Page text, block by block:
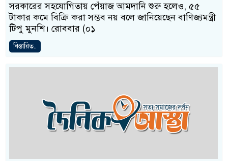
সরকারের সহযোগিতায় পেঁয়াজ আমদানি শুরু হলেও, ৫৫
টাকার কমে বিক্রি করা সম্ভব নয় বলে জানিয়েছেন বাণিজ্যমন্ত্রী
টিপু মুনশি। রোববার (০১
বিস্তারিত..